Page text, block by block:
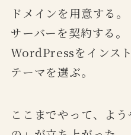
ドメインを用意する。
サーバーを契約する。
WordPressをインスト
テーマを選ぶ。
ここまでやって、よ